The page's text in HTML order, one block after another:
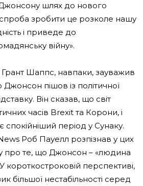
шлях до нового
зробити це розколе нашу
і приведе до
війну».
Грант Шаппс, навпаки, зауважив
Джонсон пішов із політичної
Він сказав, що світ
часів Brexit та Корони, і
період у Сунаку.
Роб Пауелл розпізнав у цих
про те, що Джонсон – «людина
короткостроковій перспективі,
більшої нестабільності серед